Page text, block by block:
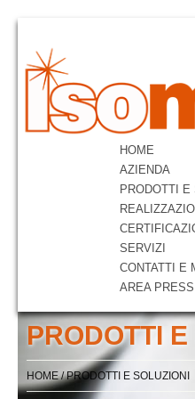
HOME
AZIENDA
PRODOTTI E
SERVIZI
CONTATTI E
AREA PRESS
PRODOTTI
HOME/PRODOTTI E SOLUZIONI